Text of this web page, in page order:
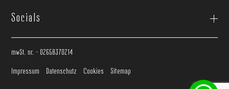
Socials
mwSt. nr. - 02658370214
Impressum Datenschutz Cookies Sitemap